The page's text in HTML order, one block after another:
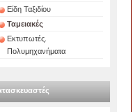
Είδη Ταξιδίου
Ταμειακές
Εκτυπωτές.
Πολυμηχανήματα